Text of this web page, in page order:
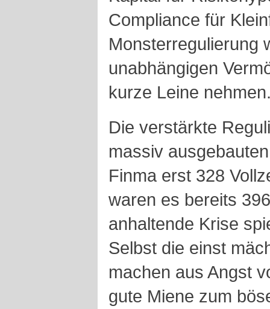
Compliance für
Monsterregulierung
unabhängigen
kurze Leine
Die verstärkte
massiv
Finma erst 328
waren es bereits
anhaltende Krise
Selbst die einst
machen aus Angst
gute Miene zum